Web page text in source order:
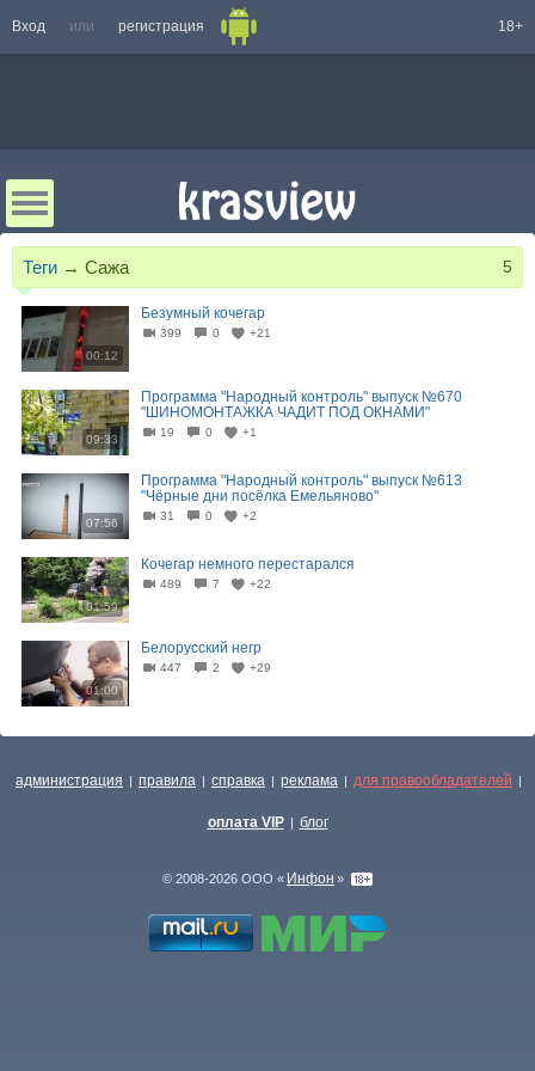
Вход или регистрация 18+
Теги → Сажа 5
00:12
Безумный кочегар
399 0 +21
09:33
Программа "Народный контроль" выпуск №670
"ШИНОМОНТАЖКА ЧАДИТ ПОД ОКНАМИ"
19 0 +1
07:56
Программа "Народный контроль" выпуск №613
"Чёрные дни посёлка Емельяново"
31 0 +2
01:59
Кочегар немного перестарался
489 7 +22
01:00
Белорусский негр
447 2 +29
администрация | правила | справка | реклама | для правообладателей |
оплата VIP | блог
© 2008-2026 ООО « Инфон »